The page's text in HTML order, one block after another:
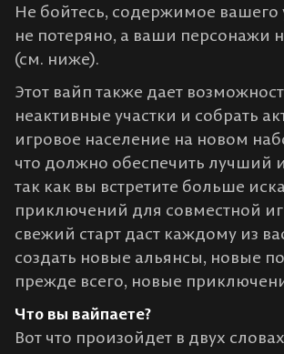
Не бойтесь, содержимое вашего
не потеряно, а ваши персонажи
(см. ниже).
Этот вайп также дает
неактивные участки и собрать
игровое население на новом
что должно обеспечить лучший
так как вы встретите больше
приключений для совместной
свежий старт даст каждому из
создать новые альянсы, новые
прежде всего, новые
Что вы вайпаете?
Вот что произойдет в двух